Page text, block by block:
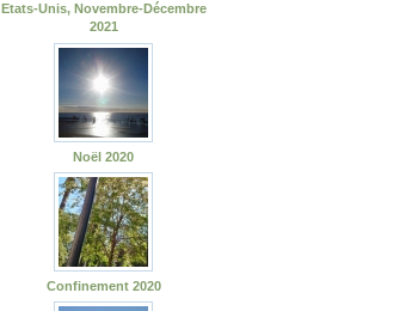
Etats-Unis, Novembre-Décembre
2021
Noël 2020
Confinement 2020